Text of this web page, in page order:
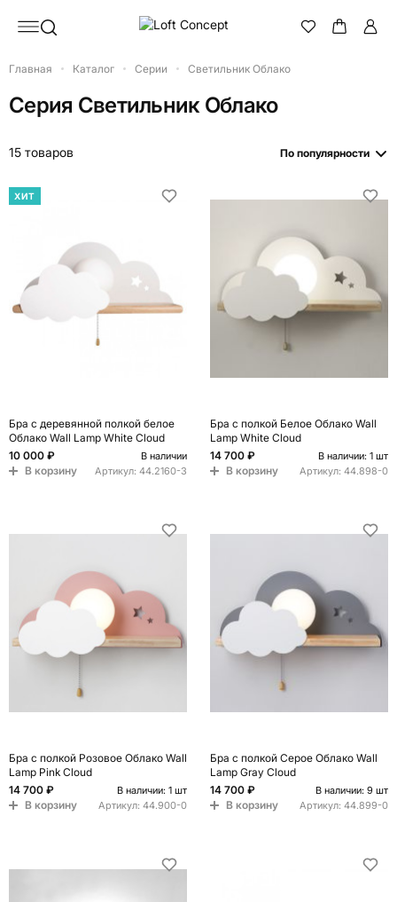
Главная Каталог Серии Светильник Облако
Серия Светильник Облако
15 товаров По популярности
ХИТ
Бра с деревянной полкой белое
Облако Wall Lamp White Cloud
10 000 ₽
В наличии
В корзину Артикул: 44.2160-3
Бра с полкой Белое Облако Wall
Lamp White Cloud
14 700 ₽
В наличии: 1 шт
В корзину Артикул: 44.898-0
Бра с полкой Розовое Облако Wall
Lamp Pink Cloud
14 700 ₽
В наличии: 1 шт
В корзину Артикул: 44.900-0
Бра с полкой Серое Облако Wall
Lamp Gray Cloud
14 700 ₽
В наличии: 9 шт
В корзину Артикул: 44.899-0